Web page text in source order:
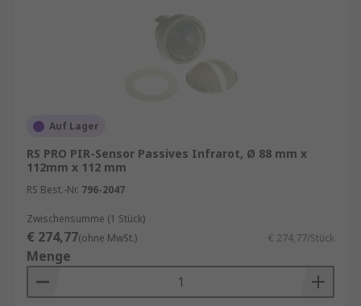
Auf Lager
RS PRO PIR-Sensor Passives Infrarot, Ø 88 mm x
112mm x 112 mm
RS Best.-Nr. 796-2047
Zwischensumme (1 Stück)
€ 274,77(ohne MwSt.) € 274,77/Stück
Menge